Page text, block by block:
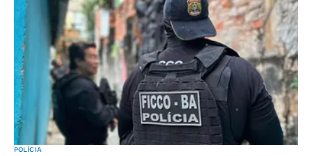
POLÍCIA